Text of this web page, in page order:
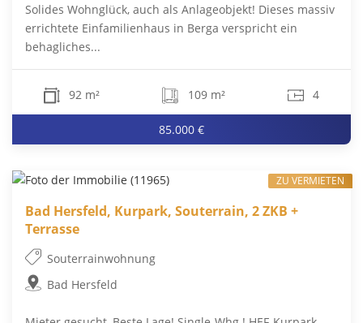
Solides Wohnglück, auch als Anlageobjekt! Dieses massiv
errichtete Einfamilienhaus in Berga verspricht ein
behagliches...
92 m² 109 m² 4
85.000 €
Bad Hersfeld, Kurpark, Souterrain, 2 ZKB +
Terrasse
Souterrainwohnung
Bad Hersfeld
ZU VERMIETEN